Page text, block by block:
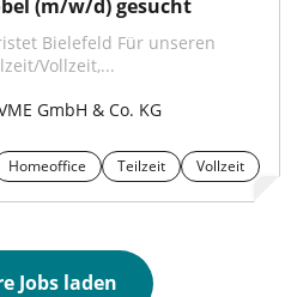
(m/w/d) gesucht
Bielefeld Für unseren
Vollzeit,...
GmbH & Co. KG
Homeoffice
Teilzeit Vollzeit
Jobs laden